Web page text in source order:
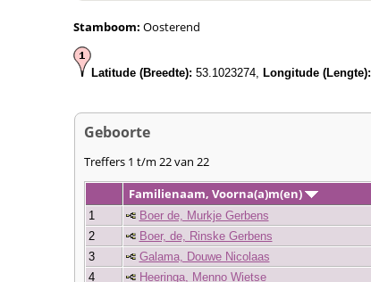
Stamboom: Oosterend
Latitude (Breedte): 53.1023274, Longitude (Lengte):
Geboorte
Treffers 1 t/m 22 van 22
Familienaam, Voorna(a)m(en)
1 Boer de, Murkje Gerbens
2
Boer, de, Rinske Gerbens
3
Galama, Douwe Nicolaas
4
Heeringa, Menno Wietse